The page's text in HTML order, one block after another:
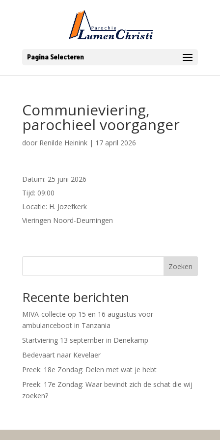
Pagina Selecteren
Communieviering,
parochieel voorganger
door Renilde Heinink| 17 april 2026
Datum: 25 juni 2026
Tijd: 09:00
Locatie: H. Jozefkerk
Vieringen Noord-Deurningen
Zoeken
Recente berichten
MIVA-collecte op 15 en 16 augustus voor
ambulanceboot in Tanzania
Startviering 13 september in Denekamp
Bedevaart naar Kevelaer
Preek: 18e Zondag: Delen met wat je hebt
Preek: 17e Zondag: Waar bevindt zich de schat die wij
zoeken?